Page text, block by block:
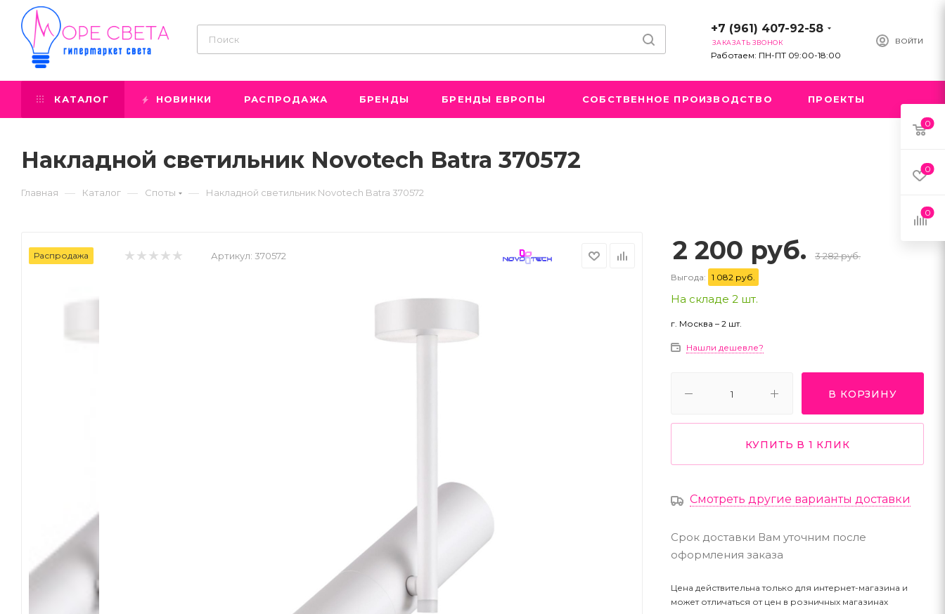
ВОЙТИ
+7 (961) 407-92-58
ЗАКАЗАТЬ ЗВОНОК
Работаем: ПН-ПТ 09:00-18:00
КАТАЛОГ НОВИНКИ РАСПРОДАЖА БРЕНДЫ БРЕНДЫ ЕВРОПЫ СОБСТВЕННОЕ ПРОИЗВОДСТВО ПРОЕКТЫ
Накладной светильник Novotech Batra 370572
Главная — Каталог — Споты — Накладной светильник Novotech Batra 370572
Распродажа Артикул: 370572 2 200 руб. 3 282 руб.
Выгода: 1 082 руб.
На складе 2 шт.
г. Москва – 2 шт.
Нашли дешевле?
В КОРЗИНУ
КУПИТЬ В 1 КЛИК
Смотреть другие варианты доставки
Срок доставки Вам уточним после
оформления заказа
Цена действительна только для интернет-магазина и
может отличаться от цен в розничных магазинах
0
0
0